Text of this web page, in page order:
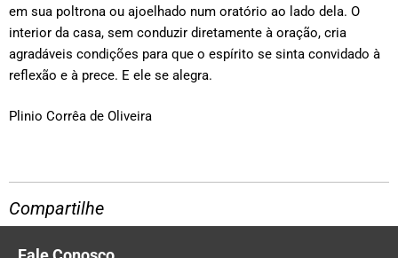
em sua poltrona ou ajoelhado num oratório ao lado dela. O
interior da casa, sem conduzir diretamente à oração, cria
agradáveis condições para que o espírito se sinta convidado à
reflexão e à prece. E ele se alegra.
Plinio Corrêa de Oliveira
Compartilhe